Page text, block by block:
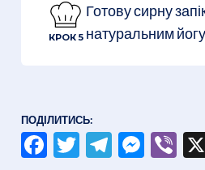
КРОК 5
Готову сирну
натуральним
ПОДІЛИТИСЬ:
Facebook
Twitter